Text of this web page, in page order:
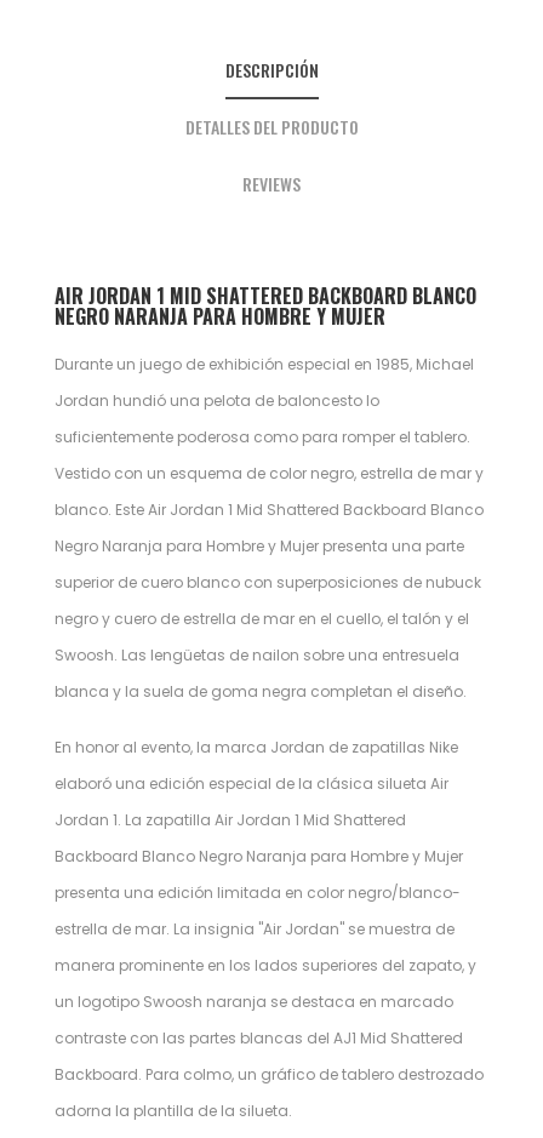
DESCRIPCIÓN
DETALLES DEL PRODUCTO
REVIEWS
AIR JORDAN 1 MID SHATTERED BACKBOARD BLANCO
NEGRO NARANJA PARA HOMBRE Y MUJER
Durante un juego de exhibición especial en 1985, Michael
Jordan hundió una pelota de baloncesto lo
suficientemente poderosa como para romper el tablero.
Vestido con un esquema de color negro, estrella de mar y
blanco. Este Air Jordan 1 Mid Shattered Backboard Blanco
Negro Naranja para Hombre y Mujer presenta una parte
superior de cuero blanco con superposiciones de nubuck
negro y cuero de estrella de mar en el cuello, el talón y el
Swoosh. Las lengüetas de nailon sobre una entresuela
blanca y la suela de goma negra completan el diseño.
En honor al evento, la marca Jordan de zapatillas Nike
elaboró ​​una edición especial de la clásica silueta Air
Jordan 1. La zapatilla Air Jordan 1 Mid Shattered
Backboard Blanco Negro Naranja para Hombre y Mujer
presenta una edición limitada en color negro/blanco-
estrella de mar. La insignia "Air Jordan" se muestra de
manera prominente en los lados superiores del zapato, y
un logotipo Swoosh naranja se destaca en marcado
contraste con las partes blancas del AJ1 Mid Shattered
Backboard. Para colmo, un gráfico de tablero destrozado
adorna la plantilla de la silueta.